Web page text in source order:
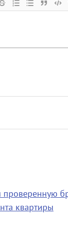
проверенную
квартиры